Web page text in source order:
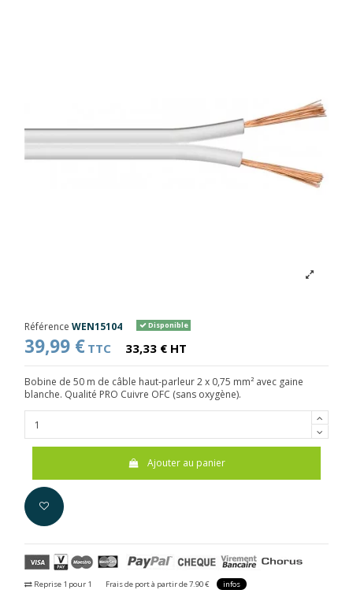
Référence WEN15104 Disponible
39,99 € TTC 33,33 € HT
Bobine de 50 m de câble haut-parleur 2 x 0,75 mm² avec gaine
blanche. Qualité PRO Cuivre OFC (sans oxygène).
Ajouter au panier
Reprise 1 pour 1 Frais de port à partir de 7.90 € infos